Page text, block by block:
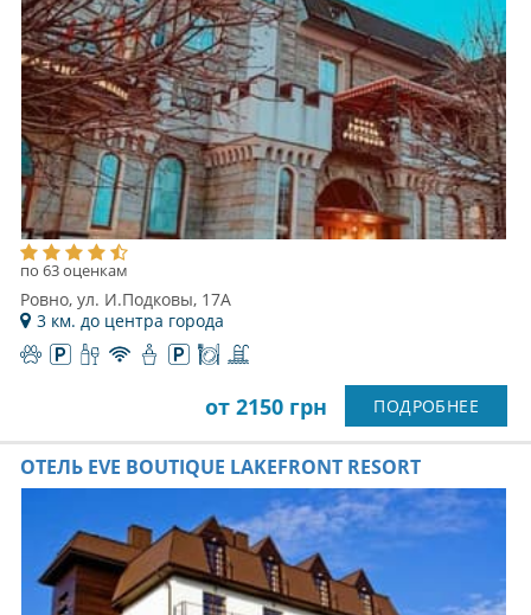
по 63 оценкам
Ровно, ул. И.Подковы, 17А
3 км. до центра города
от 2150 грн ПОДРОБНЕЕ
ОТЕЛЬ EVE BOUTIQUE LAKEFRONT RESORT